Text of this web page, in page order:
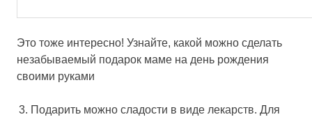
Это тоже интересно! Узнайте, какой можно сделать
незабываемый подарок маме на день рождения
своими руками
Подарить можно сладости в виде лекарств. Для